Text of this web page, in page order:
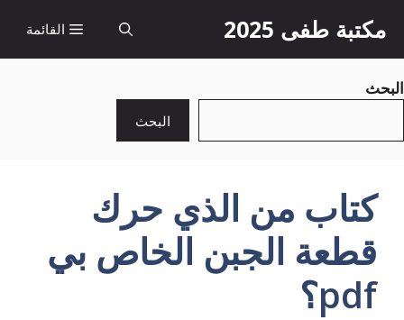
إلى
المحتوى
مكتبة طفى 2025 القائمة
البحث
البحث
كتاب من الذي حرك
قطعة الجبن الخاص بي
pdf؟